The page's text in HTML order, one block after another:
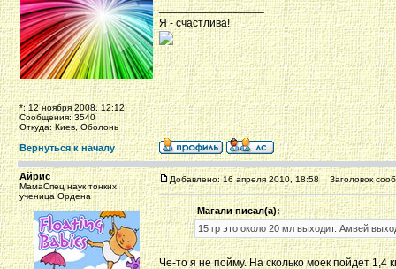
*: 12 ноября 2008, 12:12
Сообщения: 3540
Откуда: Киев, Оболонь
_________________
Я - счастлива!
Вернуться к началу
Айрис
МамаСпец наук тонких,
ученица Ордена
Добавлено: 16 апреля 2010, 18:58 Заголовок
Магали писал(а):
15 гр это около 20 мл выходит. Амвей
Че-то я не пойму. На сколько моек пойдет 1,4